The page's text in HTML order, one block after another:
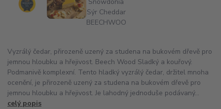
Vyzrálý čedar, přirozeně uzený za studena na bukovém dřevě pro
jemnou hloubku a hřejivost. Beech Wood Sladký a kouřový.
Podmanivě komplexní. Tento hladký vyzrálý čedar, držitel mnoha
ocenění, je přirozeně uzený za studena na bukovém dřevě pro
jemnou hloubku a hřejivost. Je lahodný jednoduše podávaný...
celý popis